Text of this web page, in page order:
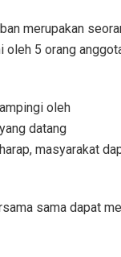
merupakan
oleh 5 orang
oleh
datang
masyarakat
sama dapat